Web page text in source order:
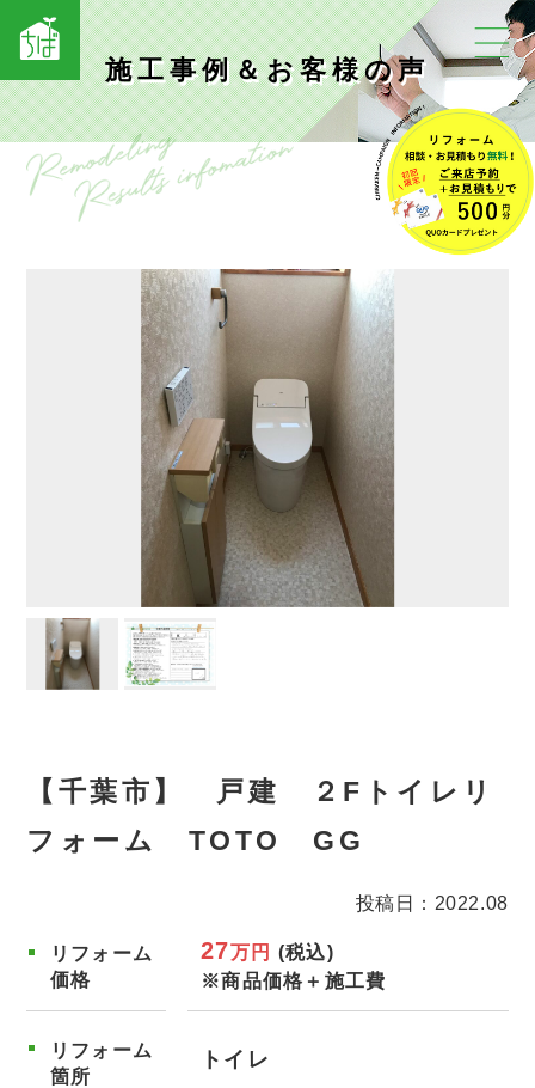
施工事例＆お客様の声
【千葉市】 戸建 ２Fトイレリ
フォーム TOTO GG
投稿日：2022.08
リフォーム
価格
27万円 (税込)
※商品価格＋施工費
リフォーム
箇所
トイレ